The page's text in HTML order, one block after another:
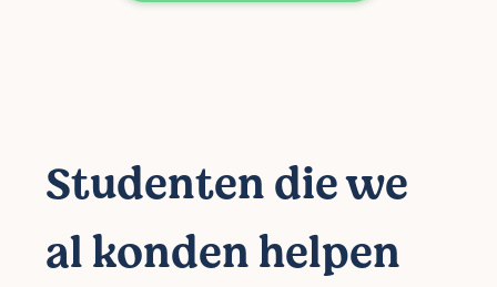
Studenten die we
al konden helpen